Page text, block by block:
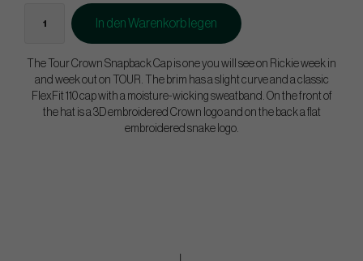
In den Warenkorb legen
The Tour Crown Snapback Cap is one you will see on Rickie week in
and week out on TOUR. The brim has a slight curve and a classic
FlexFit 110 cap with a moisture-wicking sweatband. On the front of
the hat is a 3D embroidered Crown logo and on the back a flat
embroidered snake logo.